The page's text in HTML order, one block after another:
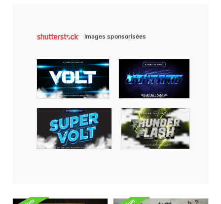
Images sponsorisées